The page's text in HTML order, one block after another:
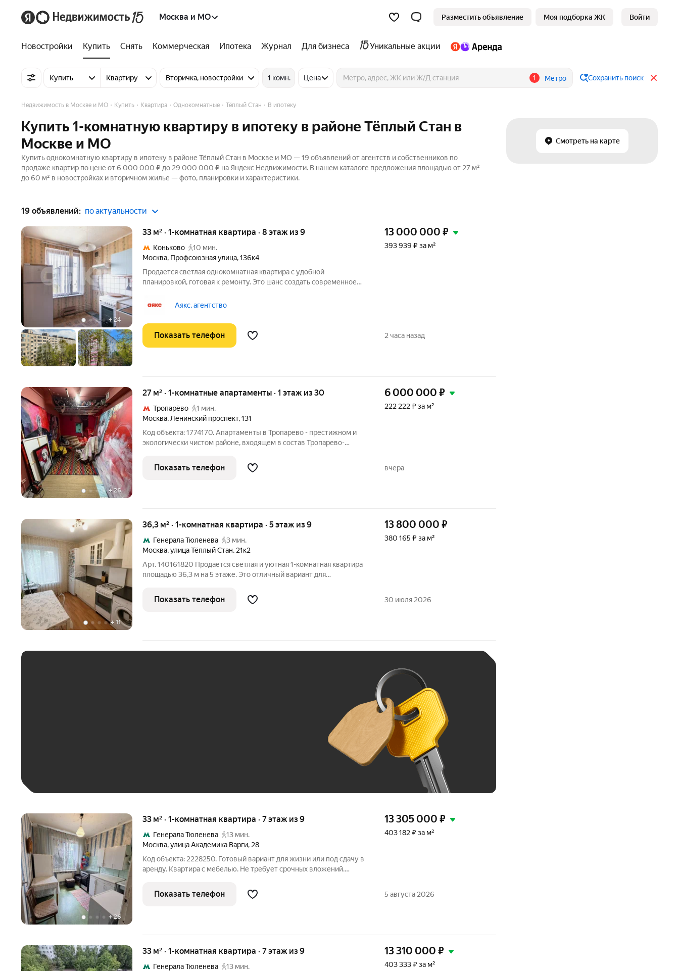
Москва и МО Разместить объявление Моя подборка ЖК Войти
Новостройки Купить Снять Коммерческая Ипотека Журнал Для бизнеса Уникальные акции
Купить Квартиру Вторичка, новостройки 1 комн. Цена 1 Метро Сохранить поиск
Смотреть на карте
Недвижимость в Москве и МО Купить Квартира Однокомнатные Тёплый Стан В ипотеку
Купить 1-комнатную квартиру в ипотеку в районе Тёплый Стан в
Москве и МО
Купить однокомнатную квартиру в ипотеку в районе Тёплый Стан в Москве и МО — 19 объявлений от агентств и собственников по
продаже квартир по цене от 6 000 000 ₽ до 29 000 000 ₽ на Яндекс Недвижимости. В нашем каталоге предложения площадью от 27 м²
до 60 м² в новостройках и вторичном жилье — фото, планировки и характеристики.
19 объявлений: по актуальности
+ 24
33 м² · 1-комнатная квартира · 8 этаж из 9
Коньково
10 мин.
Москва, Профсоюзная улица,136к4
Продается светлая однокомнатная квартира с удобной
планировкой, готовая к ремонту. Это шанс создать современное
отделку. Квартира подойдет как для личного проживания, так и
Аякс, агентство
13 000 000 ₽
393 939 ₽ за м²
Показать телефон 2 часа назад
+26
27 м² · 1-комнатные апартаменты · 1 этаж из 30
Тропарёво
1 мин.
Москва, Ленинский проспект,131
Код объекта: 1774170. Апартаменты в Тропарево - престижном и
экологически чистом районе, входящем в состав Тропарево-
площадь помещения 27 кв.м, выделена комната, прихожая,
санузел, имеется
6 000 000 ₽
222 222 ₽ за м²
Показать телефон вчера
+ 11
36,3 м² · 1-комнатная квартира · 5 этаж из 9
Генерала Тюленева
3 мин.
Москва,улица Тёплый Стан, 21к2
Арт. 140161820 Продается светлая и уютная 1-комнатная квартира
площадью 36,3 м на 5 этаже. Это отличный вариант для
Главное преимущество квартиры расположение: всего 2 минуты
пешком до
13 800 000 ₽
380 165 ₽ за м²
Показать телефон 30 июля 2026
+26
33 м² · 1-комнатная квартира · 7 этаж из 9
Генерала Тюленева
13 мин.
Москва,улица Академика Варги, 28
Код объекта: 2228250. Готовый вариант для жизни или под сдачу в
аренду. Квартира с мебелью. Не требует срочных вложений.
выходят во двор, благодаря чему в квартире тихо. Квартира
находится в
13 305 000 ₽
403 182 ₽ за м²
Показать телефон 5 августа 2026
33 м² · 1-комнатная квартира · 7 этаж из 9
Генерала Тюленева
13 мин.
13 310 000 ₽
403 333 ₽ за м²